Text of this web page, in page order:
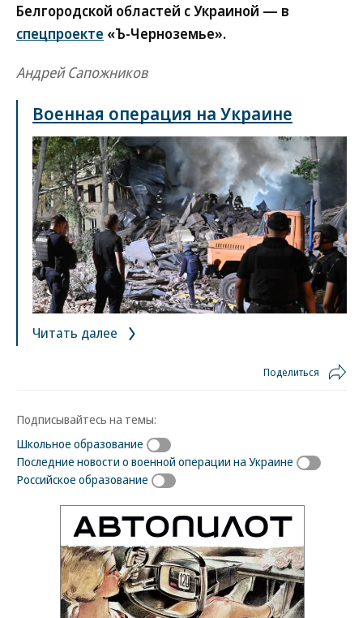
Белгородской областей с Украиной — в
спецпроекте «Ъ-Черноземье».
Андрей Сапожников
Военная операция на Украине
Читать далее
Поделиться
Подписывайтесь на темы:
Школьное образование
Последние новости о военной операции на Украине
Российское образование
Новости партнеров
ВСУ точно получат десятки тысяч новых
солдат
Путин озвучил итоговый план СВО